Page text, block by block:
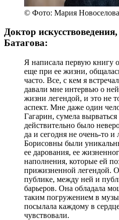
© Фото: Мария
Доктор
Батагова:
Я написала первую книгу
еще при ее жизни,
часто. Все, с кем я
давали мне интервью о
жизни легендой, и это не
аспект. Мне даже один
Гагарин, сумела
действительно было
да и сегодня не очень-то
Борисовны были
ее дарования, ее
наполнения, которые ей
прижизненной легендой.
публике, между ней и
барьеров. Она обладала
таким погружением в
посылала каждому в
чувствовали.